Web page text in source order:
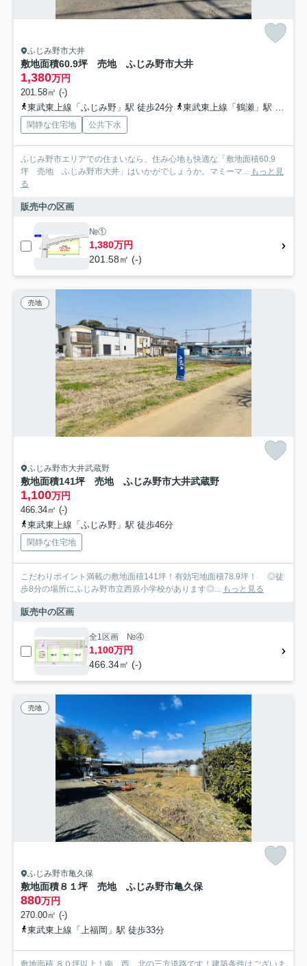
ふじみ野市大井
敷地面積60.9坪 売地 ふじみ野市大井
1,380万円
201.58㎡ (-)
東武東上線「ふじみ野」駅 徒歩24分
東武東上線「鶴瀬」駅 徒歩38分
閑静な住宅地 公共下水
ふじみ野市エリアでの住まいなら、住み心地も快適な「敷地面積60.9
坪 売地 ふじみ野市大井」はいかがでしょうか。マミーマ... もっと見
る
販売中の区画
№①
1,380万円
201.58㎡ (-)
売地
ふじみ野市大井武蔵野
敷地面積141坪 売地 ふじみ野市大井武蔵野
1,100万円
466.34㎡ (-)
東武東上線「ふじみ野」駅 徒歩46分
閑静な住宅地
こだわりポイント満載の敷地面積141坪！有効宅地面積78.9坪！ ◎徒
歩8分の場所にふじみ野市立西原小学校があります◎... もっと見る
販売中の区画
全1区画 №④
1,100万円
466.34㎡ (-)
売地
ふじみ野市亀久保
敷地面積８１坪 売地 ふじみ野市亀久保
880万円
270.00㎡ (-)
東武東上線「上福岡」駅 徒歩33分